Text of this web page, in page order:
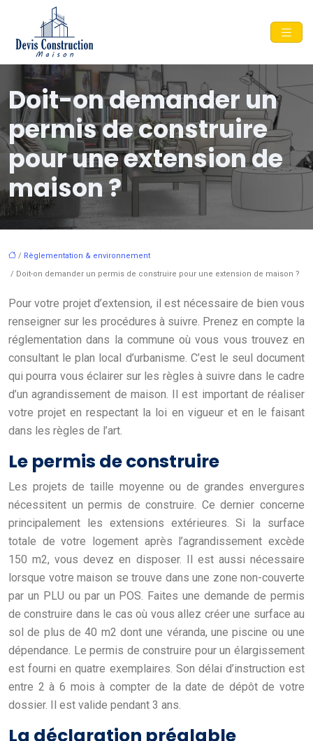
Doit-on demander un
permis de construire
pour une extension de
maison ?
/ Règlementation & environnement
/ Doit-on demander un permis de construire pour une extension de maison ?
Pour votre projet d’extension, il est nécessaire de bien vous
renseigner sur les procédures à suivre. Prenez en compte la
réglementation dans la commune où vous vous trouvez en
consultant le plan local d’urbanisme. C’est le seul document
qui pourra vous éclairer sur les règles à suivre dans le cadre
d’un agrandissement de maison. Il est important de réaliser
votre projet en respectant la loi en vigueur et en le faisant
dans les règles de l’art.
Le permis de construire
Les projets de taille moyenne ou de grandes envergures
nécessitent un permis de construire. Ce dernier concerne
principalement les extensions extérieures. Si la surface
totale de votre logement après l’agrandissement excède
150 m2, vous devez en disposer. Il est aussi nécessaire
lorsque votre maison se trouve dans une zone non-couverte
par un PLU ou par un POS. Faites une demande de permis
de construire dans le cas où vous allez créer une surface au
sol de plus de 40 m2 dont une véranda, une piscine ou une
dépendance. Le permis de construire pour un élargissement
est fourni en quatre exemplaires. Son délai d’instruction est
entre 2 à 6 mois à compter de la date de dépôt de votre
dossier. Il est valide pendant 3 ans.
La déclaration préalable